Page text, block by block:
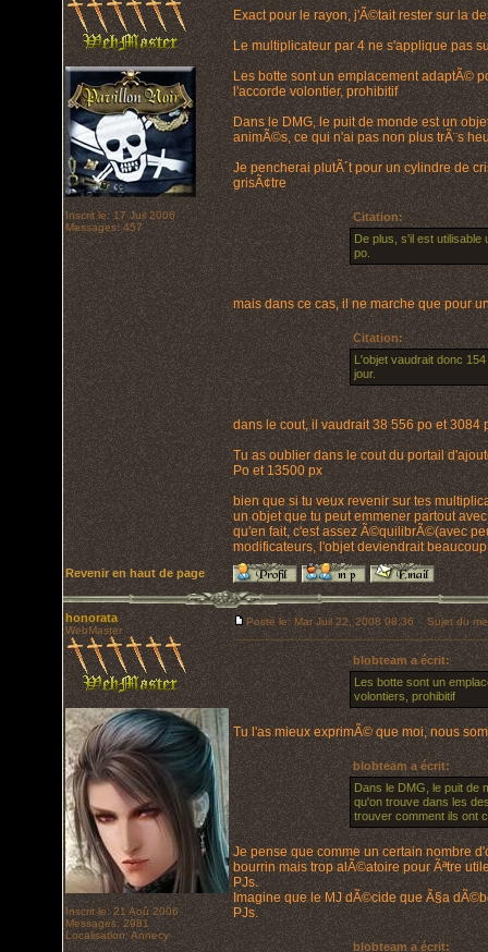
Inscrit le: 17 Juil 2006
Messages: 457
Exact pour le rayon, j'Ã©tait rester sur la
Le multiplicateur par 4 ne s'applique pas
Les botte sont un emplacement adaptÃ©
l'accorde volontier, prohibitif
Dans le DMG, le puit de monde est un
animÃ©s, ce qui n'ai pas non plus trÃ¨s
Je pencherai plutÃ´t pour un cylindre de
grisÃ¢tre
Citation:
De plus, s'il est
po.
mais dans ce cas, il ne marche que pour
Citation:
L'objet vaudrait donc
jour.
dans le cout, il vaudrait 38 556 po et 3084
Tu as oublier dans le cout du portail
Po et 13500 px
bien que si tu veux revenir sur tes
un objet que tu peut emmener partout
qu'en fait, c'est assez Ã©quilibrÃ©(avec
modificateurs, l'objet deviendrait
Revenir en haut de page
honorata
WebMaster
Inscrit le: 21 Aoû 2006
Messages: 2981
Localisation: Annecy
Posté le: Mar Juil 22, 2008 08:36 Sujet du
blobteam a écrit:
Les botte sont un
volontiers, prohibitif
Tu l'as mieux exprimÃ© que moi, nous
blobteam a écrit:
Dans le DMG, le puit de
qu'on trouve dans les
trouver comment ils ont
Je pense que comme un certain nombre
bourrin mais trop alÃ©atoire pour Ãªtre
PJs.
Imagine que le MJ dÃ©cide que Ã§a
PJs.
blobteam a écrit: